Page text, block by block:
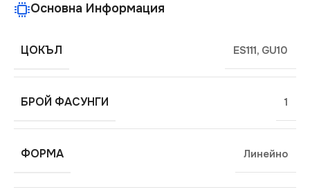
Основна Информация
ЦОКЪЛ ES111, GU10
БРОЙ ФАСУНГИ 1
ФОРМА Линейно